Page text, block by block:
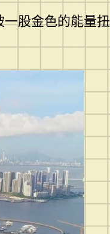
股金色的能量